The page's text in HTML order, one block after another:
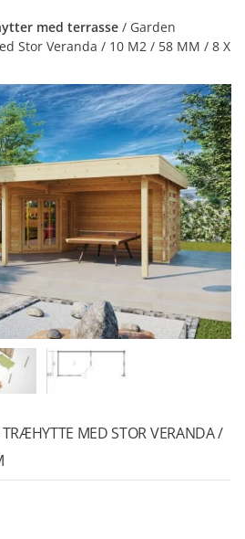
med terrasse / Garden
Stor Veranda / 10 M2 / 58 MM / 8 X
MED STOR VERANDA /